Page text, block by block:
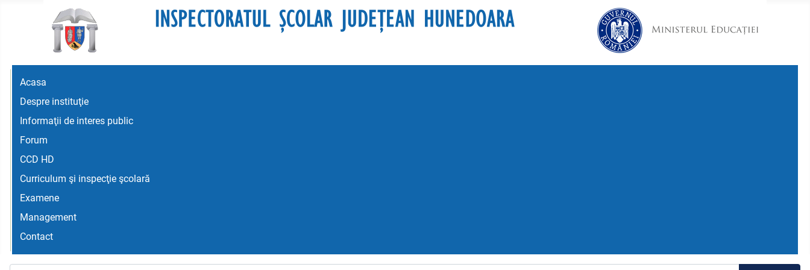
Acasa
Despre instituţie
Informaţii de interes public
Forum
CCD HD
Curriculum şi inspecţie şcolară
Examene
Management
Contact